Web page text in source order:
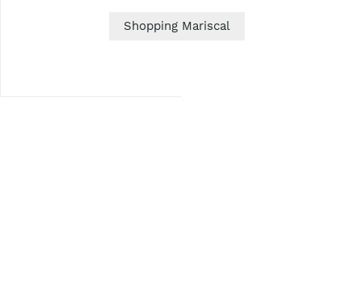
Shopping Mariscal